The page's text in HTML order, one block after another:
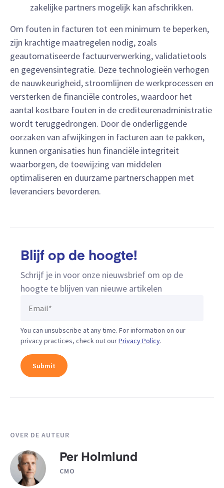
zakelijke partners mogelijk kan afschrikken.
Om fouten in facturen tot een minimum te beperken,
zijn krachtige maatregelen nodig, zoals
geautomatiseerde factuurverwerking, validatietools
en gegevensintegratie. Deze technologieën verhogen
de nauwkeurigheid, stroomlijnen de werkprocessen en
versterken de financiële controles, waardoor het
aantal kostbare fouten in de crediteurenadministratie
wordt teruggedrongen. Door de onderliggende
oorzaken van afwijkingen in facturen aan te pakken,
kunnen organisaties hun financiële integriteit
waarborgen, de toewijzing van middelen
optimaliseren en duurzame partnerschappen met
leveranciers bevorderen.
Blijf op de hoogte!
Schrijf je in voor onze nieuwsbrief om op de
hoogte te blijven van nieuwe artikelen
You can unsubscribe at any time. For information on our
privacy practices, check out ourPrivacy Policy.
OVER DE AUTEUR
Per Holmlund
CMO